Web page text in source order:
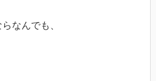
なんでも、